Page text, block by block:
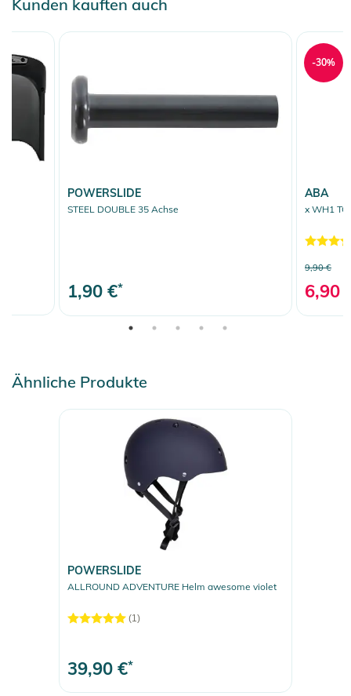
Kunden kauften auch
POWERSLIDE
STEEL DOUBLE 35 Achse
1,90 €*
ABA
x WH1
9,90 €
6,90
-30%
Ähnliche Produkte
POWERSLIDE
ALLROUND ADVENTURE Helm awesome violet
(1)
39,90 €*